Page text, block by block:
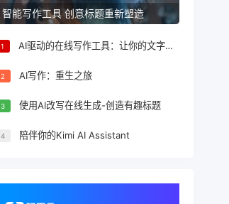
智能写作工具 创意标题重新塑造
1 AI驱动的在线写作工具：让你的文字更出色
2 AI写作：重生之旅
3 使用AI改写在线生成-创造有趣标题
4 陪伴你的Kimi AI Assistant